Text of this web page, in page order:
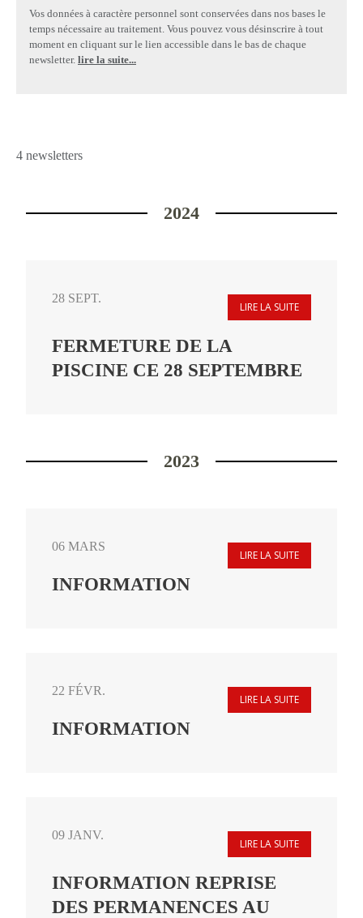
Vos données à caractère personnel sont conservées dans nos bases le
temps nécessaire au traitement. Vous pouvez vous désinscrire à tout
moment en cliquant sur le lien accessible dans le bas de chaque
newsletter. lire la suite...
4 newsletters
2024
LIRE LA SUITE
28 SEPT.
FERMETURE DE LA
PISCINE CE 28 SEPTEMBRE
2023
LIRE LA SUITE
06 MARS
INFORMATION
LIRE LA SUITE
22 FÉVR.
INFORMATION
LIRE LA SUITE
09 JANV.
INFORMATION REPRISE
DES PERMANENCES AU